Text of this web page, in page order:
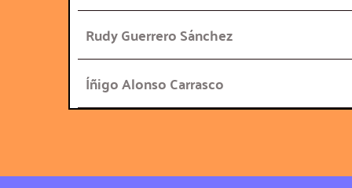
Rudy Guerrero Sánchez
Íñigo Alonso Carrasco